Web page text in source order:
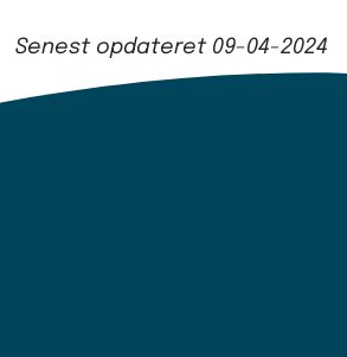
Senest opdateret 09-04-2024